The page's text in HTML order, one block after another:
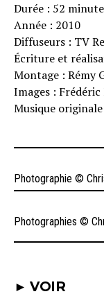
Durée : 52
Année : 2010
Diffuseurs : TV
Écriture et
Montage : Rémy
Images :
Musique
Photographie ©
Photographies ©
► VOIR